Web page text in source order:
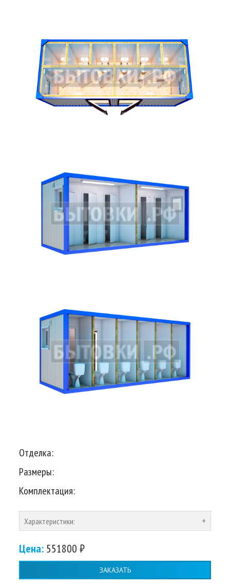
Отделка:
Размеры:
Комплектация:
Характеристики:
Цена: 551800 ₽
ЗАКАЗАТЬ